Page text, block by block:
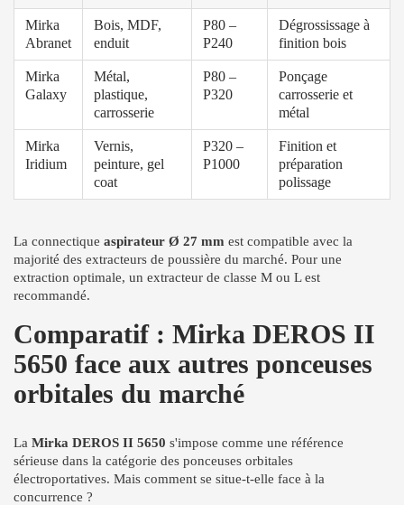
Mirka
Abranet
Bois, MDF,
enduit
P80 –
P240
Dégrossissage à
finition bois
Mirka
Galaxy
Métal,
plastique,
carrosserie
P80 –
P320
Ponçage
carrosserie et
métal
Mirka
Iridium
Vernis,
peinture, gel
coat
P320 –
P1000
Finition et
préparation
polissage
La connectique aspirateur Ø 27 mm est compatible avec la
majorité des extracteurs de poussière du marché. Pour une
extraction optimale, un extracteur de classe M ou L est
recommandé.
Comparatif : Mirka DEROS II
5650 face aux autres ponceuses
orbitales du marché
La Mirka DEROS II 5650 s'impose comme une référence
sérieuse dans la catégorie des ponceuses orbitales
électroportatives. Mais comment se situe-t-elle face à la
concurrence ?